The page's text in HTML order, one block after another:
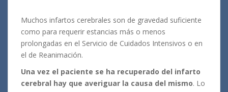
Muchos infartos cerebrales son de gravedad suficiente
como para requerir estancias más o menos
prolongadas en el Servicio de Cuidados Intensivos o en
el de Reanimación.
Una vez el paciente se ha recuperado del infarto
cerebral hay que averiguar la causa del mismo. Lo